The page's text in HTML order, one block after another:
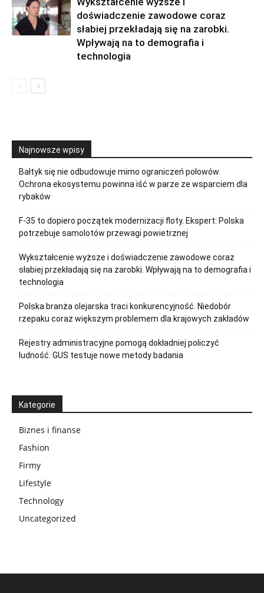
doświadczenie zawodowe coraz
słabiej przekładają się na zarobki.
Wpływają na to demografia i
technologia
Najnowsze wpisy
Bałtyk się nie odbudowuje mimo ograniczeń połowów.
Ochrona ekosystemu powinna iść w parze ze wsparciem dla
rybaków
F-35 to dopiero początek modernizacji floty. Ekspert: Polska
potrzebuje samolotów przewagi powietrznej
Wykształcenie wyższe i doświadczenie zawodowe coraz
słabiej przekładają się na zarobki. Wpływają na to demografia i
technologia
Polska branża olejarska traci konkurencyjność. Niedobór
rzepaku coraz większym problemem dla krajowych zakładów
Rejestry administracyjne pomogą dokładniej policzyć
ludność. GUS testuje nowe metody badania
Kategorie
Biznes i finanse
Fashion
Firmy
Lifestyle
Technology
Uncategorized